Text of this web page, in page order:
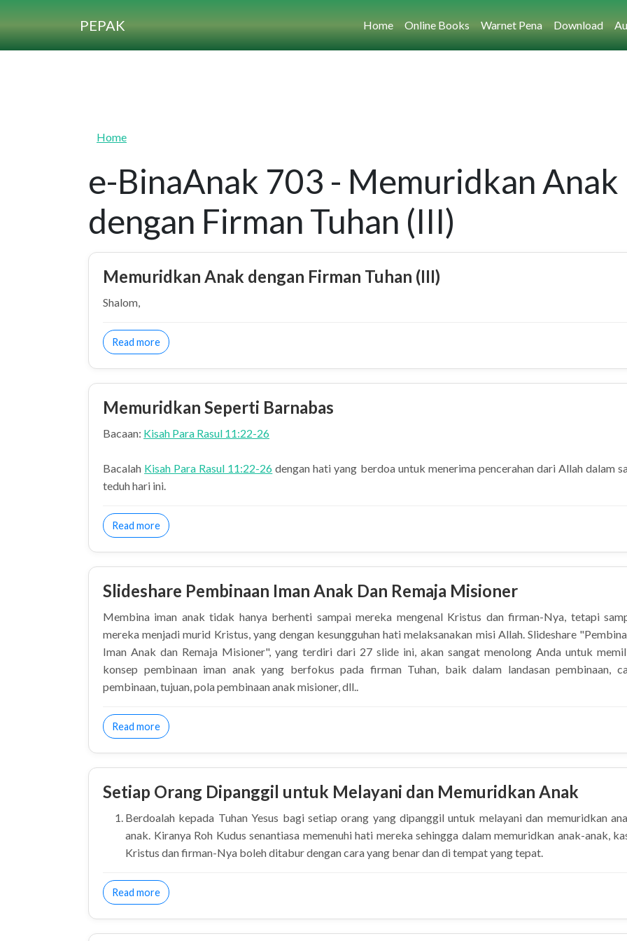
PEPAK Home Online Books Warnet Pena Download
Home
e-BinaAnak 703 - Memuridkan Anak
dengan Firman Tuhan (III)
Memuridkan Anak dengan Firman Tuhan (III)
Shalom,
Read moreabout Memuridkan Anak dengan Firman Tuhan (III)
Memuridkan Seperti Barnabas
Bacaan: Kisah Para Rasul 11:22-26
Bacalah Kisah Para Rasul 11:22-26 dengan hati yang berdoa untuk menerima pencerahan dari Allah dalam
teduh hari ini.
Read moreabout Memuridkan Seperti Barnabas
Slideshare Pembinaan Iman Anak Dan Remaja Misioner
Membina iman anak tidak hanya berhenti sampai mereka mengenal Kristus dan firman-Nya, tetapi
mereka menjadi murid Kristus, yang dengan kesungguhan hati melaksanakan misi Allah. Slideshare
Iman Anak dan Remaja Misioner", yang terdiri dari 27 slide ini, akan sangat menolong Anda untuk
konsep pembinaan iman anak yang berfokus pada firman Tuhan, baik dalam landasan pembinaan,
pembinaan, tujuan, pola pembinaan anak misioner, dll..
Read moreabout Slideshare Pembinaan Iman Anak Dan Remaja Misioner
Setiap Orang Dipanggil untuk Melayani dan Memuridkan Anak
Berdoalah kepada Tuhan Yesus bagi setiap orang yang dipanggil untuk melayani dan memuridkan
anak. Kiranya Roh Kudus senantiasa memenuhi hati mereka sehingga dalam memuridkan anak-anak,
Kristus dan firman-Nya boleh ditabur dengan cara yang benar dan di tempat yang tepat.
Read moreabout Setiap Orang Dipanggil untuk Melayani dan Memuridkan Anak